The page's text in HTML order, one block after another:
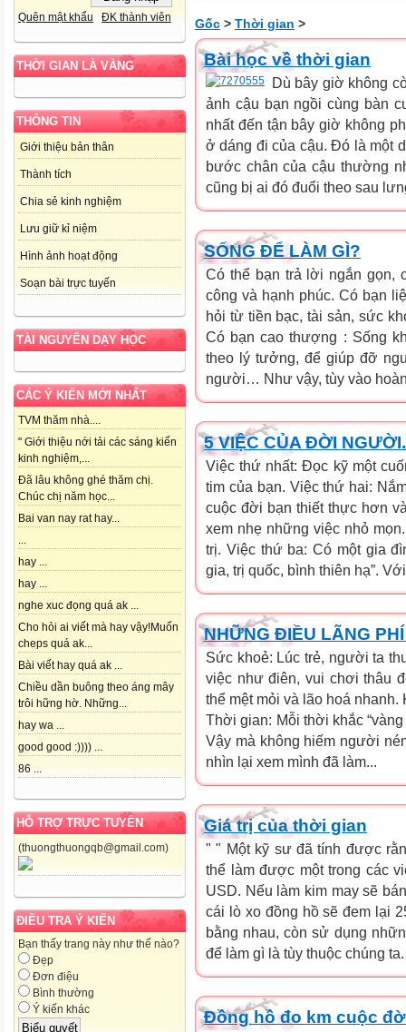
Quên mật khẩu ĐK thành viên
THỜI GIAN LÀ VÀNG
THÔNG TIN
Giới thiệu bản thân
Thành tích
Chia sẻ kinh nghiệm
Lưu giữ kỉ niệm
Hình ảnh hoạt động
Soạn bài trực tuyến
TÀI NGUYÊN DẠY HỌC
CÁC Ý KIẾN MỚI NHẤT
TVM thăm nhà....
" Giới thiệu nới tải các sáng kiến
kinh nghiệm,...
Đã lâu không ghé thăm chị.
Chúc chị năm học...
Bai van nay rat hay...
...
hay ...
hay ...
nghe xuc đọng quá ak ...
Cho hỏi ai viết mà hay vậy!Muốn
cheps quá ak...
Bài viết hay quá ak ...
Chiều dần buông theo áng mây
trôi hững hờ. Những...
hay wa ...
good good :)))) ...
86 ...
HỖ TRỢ TRỰC TUYẾN
(thuongthuongqb@gmail.com)
ĐIỀU TRA Ý KIẾN
Bạn thấy trang này như thế nào?
Đẹp
Đơn điệu
Bình thường
Ý kiến khác
Gốc > Thời gian >
Bài học về thời gian
Dù bây giờ không
ảnh cậu bạn ngồi cùng bàn
nhất đến tận bây giờ không
ở dáng đi của cậu. Đó là một
bước chân của cậu thường
cũng bị ai đó đuổi theo sau
SỐNG ĐỂ LÀM GÌ?
Có thể bạn trả lời ngắn gọn,
công và hạnh phúc. Có bạn
hỏi từ tiền bạc, tài sản, sức
Có bạn cao thượng : Sống
theo lý tưởng, để giúp đỡ
người… Như vậy, tùy vào
5 VIỆC CỦA ĐỜI NGƯỜI.
Việc thứ nhất: Đọc kỹ một
tim của bạn. Việc thứ hai:
cuộc đời bạn thiết thực hơn
xem nhẹ những việc nhỏ
trị. Việc thứ ba: Có một gia
gia, trị quốc, bình thiên hạ”.
NHỮNG ĐIỀU LÃNG
Sức khoẻ: Lúc trẻ, người ta
việc như điên, vui chơi thâu
thể mệt mỏi và lão hoá
Thời gian: Mỗi thời khắc
Vậy mà không hiếm người
nhìn lại xem mình đã làm...
Giá trị của thời gian
" " Một kỹ sư đã tính được
thể làm được một trong các
USD. Nếu làm kim may sẽ
cái lò xo đồng hồ sẽ đem lại
bằng nhau, còn sử dụng
để làm gì là tùy thuộc chúng
Đồng hồ đo km cuộc